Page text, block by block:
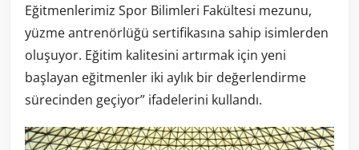
Eğitmenlerimiz Spor Bilimleri Fakültesi mezunu,
yüzme antrenörlüğü sertifikasına sahip isimlerden
oluşuyor. Eğitim kalitesini artırmak için yeni
başlayan eğitmenler iki aylık bir değerlendirme
sürecinden geçiyor” ifadelerini kullandı.